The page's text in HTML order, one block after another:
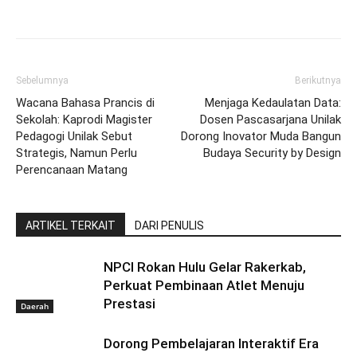
Sebelumnya
Wacana Bahasa Prancis di
Sekolah: Kaprodi Magister
Pedagogi Unilak Sebut
Strategis, Namun Perlu
Perencanaan Matang
Berikutnya
Menjaga Kedaulatan Data:
Dosen Pascasarjana Unilak
Dorong Inovator Muda Bangun
Budaya Security by Design
ARTIKEL TERKAIT DARI PENULIS
Daerah
NPCI Rokan Hulu Gelar Rakerkab,
Perkuat Pembinaan Atlet Menuju
Prestasi
Dorong Pembelajaran Interaktif Era